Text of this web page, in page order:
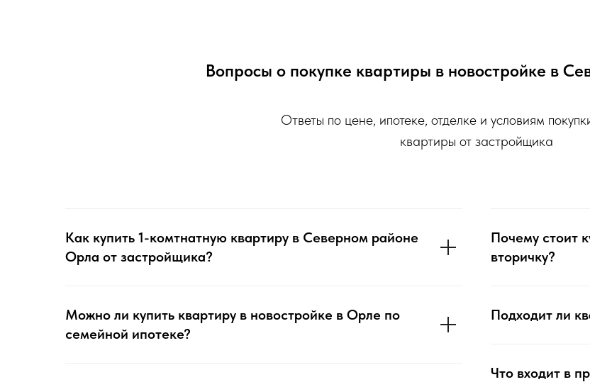
Вопросы о покупке квартиры в новостройке в
Ответы по цене, ипотеке, отделке и условиям
квартиры от застройщика
Как купить 1-комтнатную квартиру в Северном районе
Орла от застройщика?
Можно ли купить квартиру в новостройке в Орле по
семейной ипотеке?
Почему стоит
вторичку?
Подходит ли
Что входит в